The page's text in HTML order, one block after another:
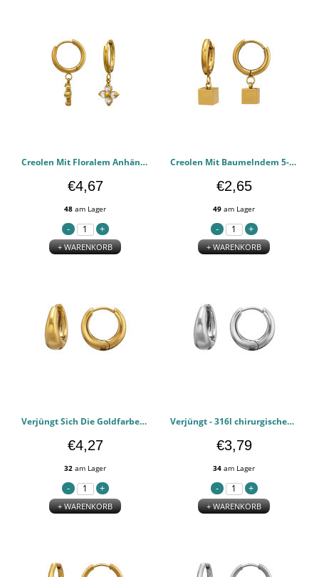
Creolen Mit Floralem Anhänger In Goldfarbe - 316l chirurgischen Edelstahl Ohrringe PCJW51445
€4,67
48 am Lager
+ WARENKORB
Creolen Mit Baumelndem 5-Mm-Quadrat - 316l chirurgischen Edelstahl Ohrringe PCJW51443
€2,65
49 am Lager
+ WARENKORB
Verjüngt Sich Die Goldfarbene Farbe - 316l chirurgischen Edelstahl Ohrringe PCJW51442
€4,27
32 am Lager
+ WARENKORB
Verjüngt - 316l chirurgischen Edelstahl Ohrringe PCJW51441
€3,79
34 am Lager
+ WARENKORB